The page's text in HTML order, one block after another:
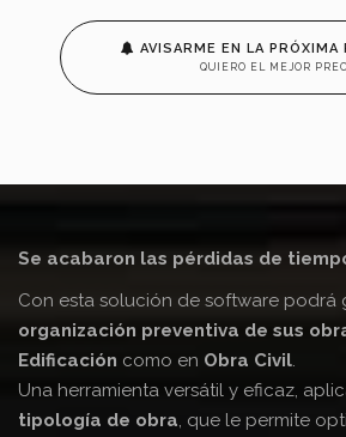
AVISARME EN LA PRÓXIMA
QUIERO EL MEJOR
Se acabaron las pérdidas de
Con esta solución de software podrá
organización preventiva de sus
Edificación como en Obra Civil.
Una herramienta versátil y eficaz,
tipología de obra, que le permite